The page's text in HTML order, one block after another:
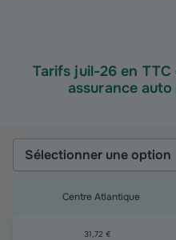
Tarifs juil-26 en
assurance
Sélectionner une option
Centre Atlantique
31,72 €